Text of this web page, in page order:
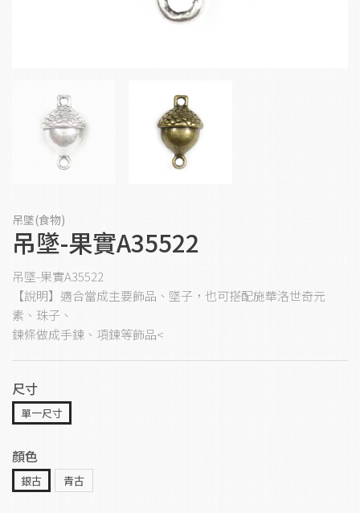
吊墜(食物)
吊墜-果實A35522
吊墜-果實A35522
【說明】適合當成主要飾品、墜子，也可搭配施華洛世奇元
素、珠子、
鍊條做成手鍊、項鍊等飾品<
尺寸
單一尺寸
顏色
銀古 青古